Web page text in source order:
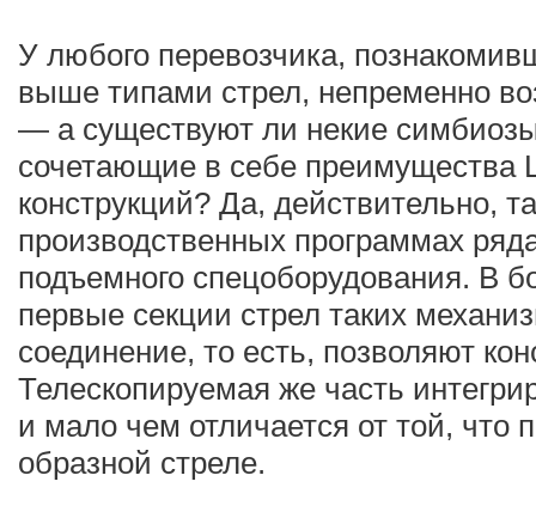
У любого перевозчика,
выше типами стрел, непременно
— а существуют ли некие
сочетающие в себе преимущества
конструкций? Да, действительно,
производственных программах
подъемного спецоборудования. В
первые секции стрел таких
соединение, то есть, позволяют
Телескопируемая же часть
и мало чем отличается от той, что
образной стреле.